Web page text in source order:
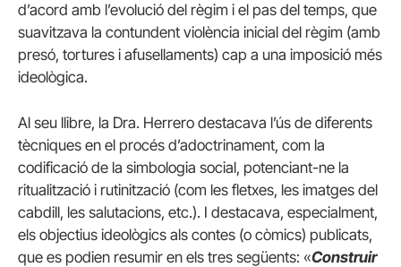
d’acord amb l’evolució del règim i el pas del temps, que
suavitzava la contundent violència inicial del règim (amb
presó, tortures i afusellaments) cap a una imposició més
ideològica.
Al seu llibre, la Dra. Herrero destacava l’ús de diferents
tècniques en el procés d’adoctrinament, com la
codificació de la simbologia social, potenciant-ne la
ritualització i rutinització (com les fletxes, les imatges del
cabdill, les salutacions, etc.). I destacava, especialment,
els objectius ideològics als contes (o còmics) publicats,
que es podien resumir en els tres següents: «Construir